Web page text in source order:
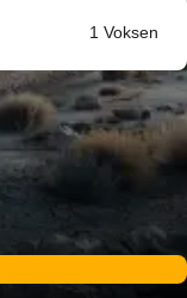
1 Voksen